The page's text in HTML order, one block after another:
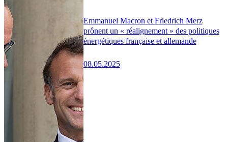
Emmanuel Macron et Friedrich Merz
prônent un « réalignement » des politiques
énergétiques française et allemande
08.05.2025